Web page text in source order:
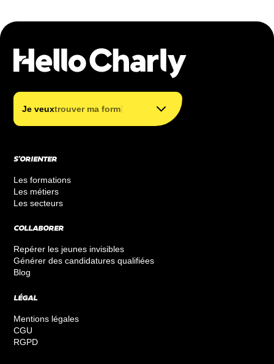
Je veuxtrouver ma formation
trouver mon métier
financer ma formation
S’ORIENTER
Les formations
Les métiers
Les secteurs
COLLABORER
Repérer les jeunes invisibles
Générer des candidatures qualifiées
Blog
LÉGAL
Mentions légales
CGU
RGPD